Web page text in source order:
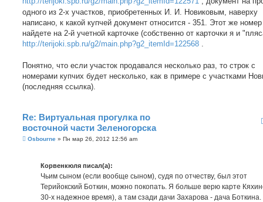
одного из 2-х участков, приобретенных И. И. Новиковым, наверху
написано, к какой купчей документ относится - 351. Этот же
найдете на 2-й учетной карточке (собственно от карточки я и
http://terijoki.spb.ru/g2/main.php?g2_itemId=122568
Понятно, что если участок продавался несколько раз, то строк с
номерами купчих будет несколько, как в примере с участками
(последняя ссылка).
Re: Виртуальная прогулка по
восточной части Зеленогорска
СOsbourne » Пн мар 26, 2012 12:56 am
Корвенкюля писал(а):
Чьим сыном (если вообще сыном), судя по отчеству, был этот
Терийокский Боткин, можно покопать. Я больше верю карте
30-х надежное время), а там сзади дачи Захарова - дача Боткина.